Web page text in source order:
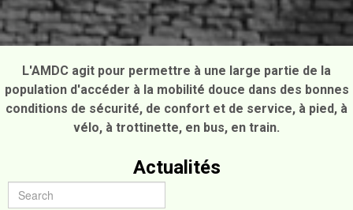
L'AMDC agit pour permettre à une large partie de la
population d'accéder à la mobilité douce dans des bonnes
conditions de sécurité, de confort et de service, à pied, à
vélo, à trottinette, en bus, en train.
Actualités